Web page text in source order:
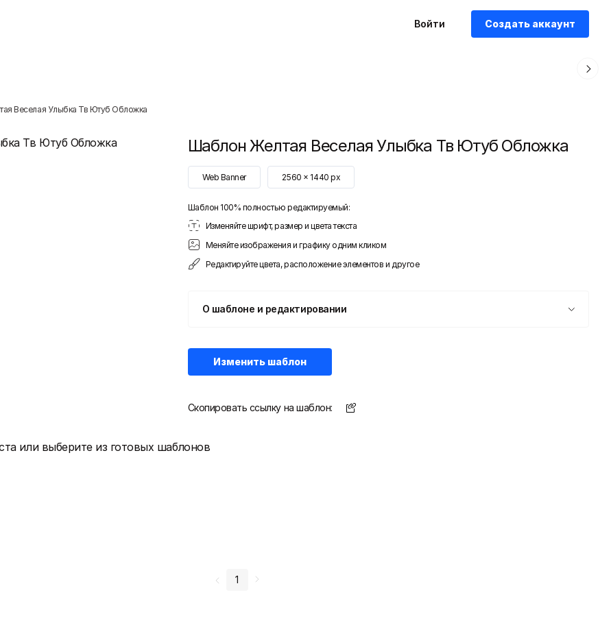
Войти Создать аккаунт
Веселая Улыбка Тв Ютуб Обложка
ШаблонЖелтая Веселая Улыбка Тв Ютуб Обложка
Web Banner 2560 x 1440 px
Шаблон 100% полностью редактируемый:
Изменяйте шрифт, размер и цвета текста
Меняйте изображения и графику одним кликом
Редактируйте цвета, расположение элементов и другое
О шаблоне и редактировании
Изменить шаблон
Скопировать ссылку на шаблон:
или выберите из готовых шаблонов
1